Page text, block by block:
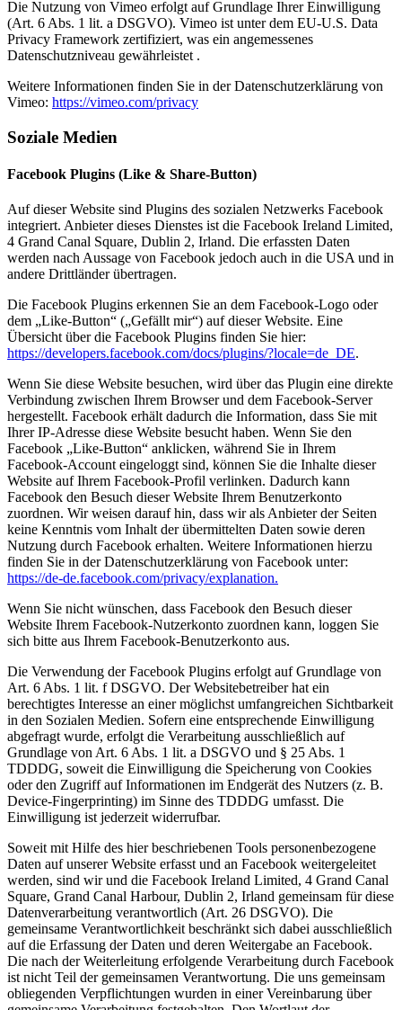
Die Nutzung von Vimeo erfolgt auf Grundlage Ihrer Einwilligung
(Art. 6 Abs. 1 lit. a DSGVO). Vimeo ist unter dem EU-U.S. Data
Privacy Framework zertifiziert, was ein angemessenes
Datenschutzniveau gewährleistet .
Weitere Informationen finden Sie in der Datenschutzerklärung von
Vimeo: https://vimeo.com/privacy
Soziale Medien
Facebook Plugins (Like & Share-Button)
Auf dieser Website sind Plugins des sozialen Netzwerks Facebook
integriert. Anbieter dieses Dienstes ist die Facebook Ireland Limited,
4 Grand Canal Square, Dublin 2, Irland. Die erfassten Daten
werden nach Aussage von Facebook jedoch auch in die USA und in
andere Drittländer übertragen.
Die Facebook Plugins erkennen Sie an dem Facebook-Logo oder
dem „Like-Button“ („Gefällt mir“) auf dieser Website. Eine
Übersicht über die Facebook Plugins finden Sie hier:
https://developers.facebook.com/docs/plugins/?locale=de_DE.
Wenn Sie diese Website besuchen, wird über das Plugin eine direkte
Verbindung zwischen Ihrem Browser und dem Facebook-Server
hergestellt. Facebook erhält dadurch die Information, dass Sie mit
Ihrer IP-Adresse diese Website besucht haben. Wenn Sie den
Facebook „Like-Button“ anklicken, während Sie in Ihrem
Facebook-Account eingeloggt sind, können Sie die Inhalte dieser
Website auf Ihrem Facebook-Profil verlinken. Dadurch kann
Facebook den Besuch dieser Website Ihrem Benutzerkonto
zuordnen. Wir weisen darauf hin, dass wir als Anbieter der Seiten
keine Kenntnis vom Inhalt der übermittelten Daten sowie deren
Nutzung durch Facebook erhalten. Weitere Informationen hierzu
finden Sie in der Datenschutzerklärung von Facebook unter:
https://de-de.facebook.com/privacy/explanation.
Wenn Sie nicht wünschen, dass Facebook den Besuch dieser
Website Ihrem Facebook-Nutzerkonto zuordnen kann, loggen Sie
sich bitte aus Ihrem Facebook-Benutzerkonto aus.
Die Verwendung der Facebook Plugins erfolgt auf Grundlage von
Art. 6 Abs. 1 lit. f DSGVO. Der Websitebetreiber hat ein
berechtigtes Interesse an einer möglichst umfangreichen Sichtbarkeit
in den Sozialen Medien. Sofern eine entsprechende Einwilligung
abgefragt wurde, erfolgt die Verarbeitung ausschließlich auf
Grundlage von Art. 6 Abs. 1 lit. a DSGVO und § 25 Abs. 1
TDDDG, soweit die Einwilligung die Speicherung von Cookies
oder den Zugriff auf Informationen im Endgerät des Nutzers (z. B.
Device-Fingerprinting) im Sinne des TDDDG umfasst. Die
Einwilligung ist jederzeit widerrufbar.
Soweit mit Hilfe des hier beschriebenen Tools personenbezogene
Daten auf unserer Website erfasst und an Facebook weitergeleitet
werden, sind wir und die Facebook Ireland Limited, 4 Grand Canal
Square, Grand Canal Harbour, Dublin 2, Irland gemeinsam für diese
Datenverarbeitung verantwortlich (Art. 26 DSGVO). Die
gemeinsame Verantwortlichkeit beschränkt sich dabei ausschließlich
auf die Erfassung der Daten und deren Weitergabe an Facebook.
Die nach der Weiterleitung erfolgende Verarbeitung durch Facebook
ist nicht Teil der gemeinsamen Verantwortung. Die uns gemeinsam
obliegenden Verpflichtungen wurden in einer Vereinbarung über